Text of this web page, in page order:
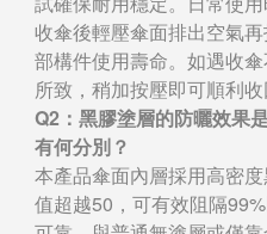
收傘後輕壓傘面排出空氣
部構件使用壽命。如遇收
所致，稍加按壓即可順利收
Q2：黑膠塗層的防曬效果
有何分別？
本產品傘面內層採用高密
值超越50，可有效阻隔